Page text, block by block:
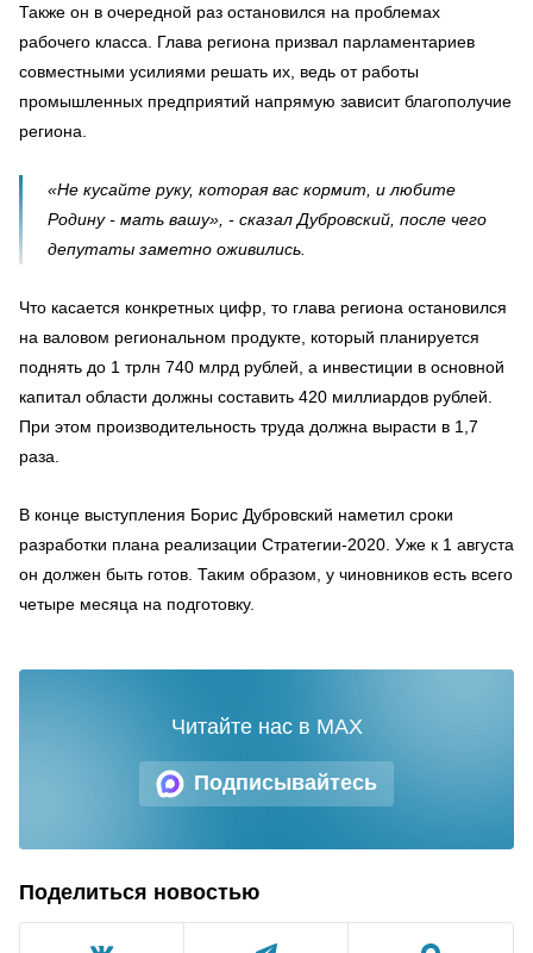
Также он в очередной раз остановился на проблемах
рабочего класса. Глава региона призвал парламентариев
совместными усилиями решать их, ведь от работы
промышленных предприятий напрямую зависит благополучие
региона.
«Не кусайте руку, которая вас кормит, и любите
Родину - мать вашу», - сказал Дубровский, после чего
депутаты заметно оживились.
Что касается конкретных цифр, то глава региона остановился
на валовом региональном продукте, который планируется
поднять до 1 трлн 740 млрд рублей, а инвестиции в основной
капитал области должны составить 420 миллиардов рублей.
При этом производительность труда должна вырасти в 1,7
раза.
В конце выступления Борис Дубровский наметил сроки
разработки плана реализации Стратегии-2020. Уже к 1 августа
он должен быть готов. Таким образом, у чиновников есть всего
четыре месяца на подготовку.
Подписывайтесь
Читайте нас в MAX
Поделиться новостью